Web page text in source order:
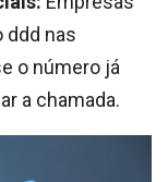
ddd nas
o número já
a chamada.